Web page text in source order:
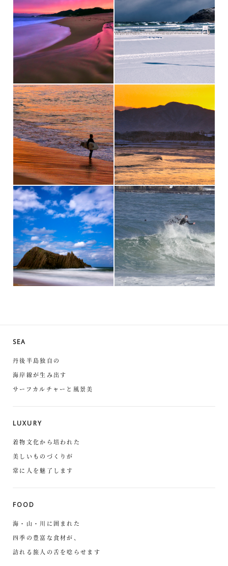
SEA
丹後半島独自の
海岸線が生み出す
サーフカルチャーと風景美
LUXURY
着物文化から培われた
美しいものづくりが
常に人を魅了します
FOOD
海・山・川に囲まれた
四季の豊富な食材が、
訪れる旅人の舌を唸らせます